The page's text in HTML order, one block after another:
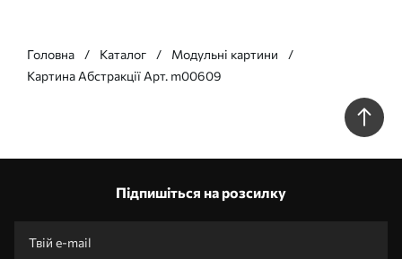
Головна Каталог
Модульні картини
Картина Абстракції Арт. m00609
Підпишіться на розсилку